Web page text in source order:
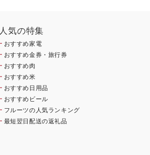
人気の特集
おすすめ家電
おすすめ金券・旅行券
おすすめ肉
おすすめ米
おすすめ日用品
おすすめビール
フルーツの人気ランキング
最短翌日配送の返礼品